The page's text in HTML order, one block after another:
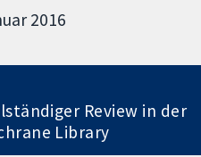
2016
Review in der
Library